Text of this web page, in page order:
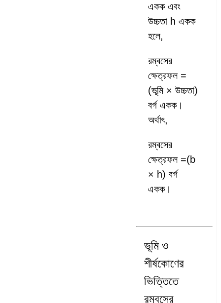
একক এবং
উচ্চতা h একক
হলে,
রম্বসের
ক্ষেত্রফল =
(ভূমি × উচ্চতা)
বর্গ একক।
অর্থাৎ,
রম্বসের
ক্ষেত্রফল =(b
× h) বর্গ
একক।
ভূমি ও
শীর্ষকোণের
ভিত্তিতে
রম্বসের